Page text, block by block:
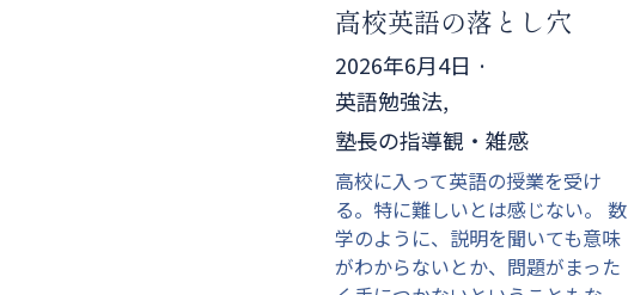
高校英語の落とし穴
2026年6月4日 ·
英語勉強法,
塾長の指導観・雑感
高校に入って英語の授業を受け
る。特に難しいとは感じない。 数
学のように、説明を聞いても意味
がわからないとか、問題がまった